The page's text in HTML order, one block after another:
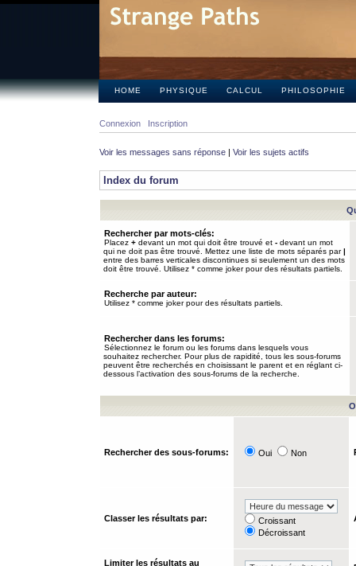
HOME PHYSIQUE CALCUL PHILOSOPHIE
Connexion Inscription
Voir les messages sans réponse | Voir les sujets actifs
Index du forum
Rechercher par mots-clés:
Placez + devant un mot qui doit être trouvé et - devant un mot
qui ne doit pas être trouvé. Mettez une liste de mots séparés par|
entre des barres verticales discontinues si seulement un des mots
doit être trouvé. Utilisez * comme joker pour des résultats partiels.
Recherche par auteur:
Utilisez * comme joker pour des résultats partiels.
Rechercher dans les forums:
Sélectionnez le forum ou les forums dans lesquels vous
souhaitez rechercher. Pour plus de rapidité, tous les sous-forums
peuvent être recherchés en choisissant le parent et en réglant ci-
dessous l’activation des sous-forums de la recherche.
Rechercher des sous-forums: Oui Non
Classer les résultats par:
Croissant
Décroissant
Limiter les résultats au